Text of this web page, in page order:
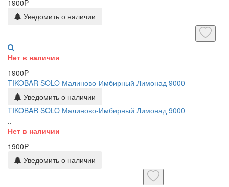
1900P
Уведомить о наличии
Нет в наличии
1900P
TIKOBAR SOLO Малиново-Имбирный Лимонад 9000
Уведомить о наличии
TIKOBAR SOLO Малиново-Имбирный Лимонад 9000
..
Нет в наличии
1900P
Уведомить о наличии